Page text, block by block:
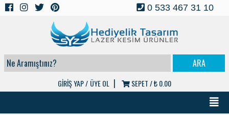
0 533 467 31 10
GİRİŞ YAP / ÜYE OL | SEPET /₺ 0.00